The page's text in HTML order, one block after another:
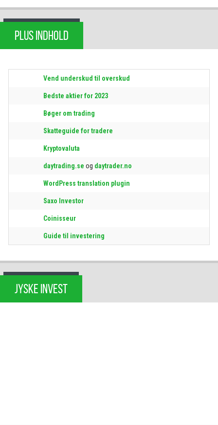
PLUS INDHOLD
Vend underskud til overskud
Bedste aktier for 2023
Bøger om trading
Skatteguide for tradere
Kryptovaluta
daytrading.se og daytrader.no
WordPress translation plugin
Saxo Investor
Coinisseur
Guide til investering
JYSKE INVEST